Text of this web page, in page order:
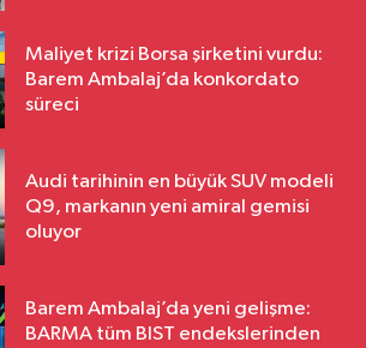
Maliyet krizi Borsa şirketini vurdu:
Barem Ambalaj’da konkordato
süreci
Audi tarihinin en büyük SUV modeli
Q9, markanın yeni amiral gemisi
oluyor
Barem Ambalaj’da yeni gelişme:
BARMA tüm BIST endekslerinden